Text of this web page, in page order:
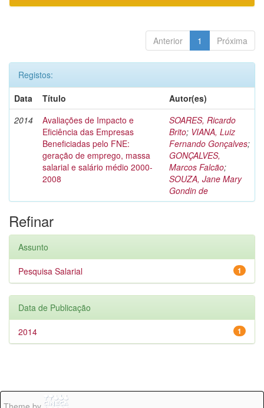
Anterior 1 Próxima
Registos:
Data
Título
Autor(es)
2014
Avaliações de Impacto e
Eficiência das Empresas
Beneficiadas pelo FNE:
geração de emprego, massa
salarial e salário médio 2000-
2008
SOARES, Ricardo
Brito; VIANA, Luiz
Fernando Gonçalves;
GONÇALVES,
Marcos Falcão;
SOUZA, Jane Mary
Gondin de
Refinar
Assunto
1
Pesquisa Salarial
Data de Publicação
1
2014